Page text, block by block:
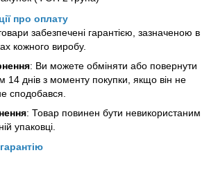
про оплату
забезпечені гарантією, зазначеною в
кожного виробу.
: Ви можете обміняти або повернути
14 днів з моменту покупки, якщо він не
сподобався.
: Товар повинен бути невикористаним
упаковці.